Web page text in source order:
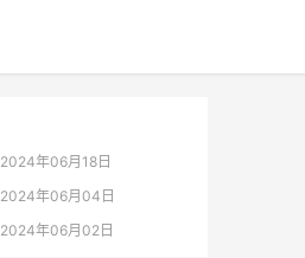
2024年06月18日
2024年06月04日
2024年06月02日